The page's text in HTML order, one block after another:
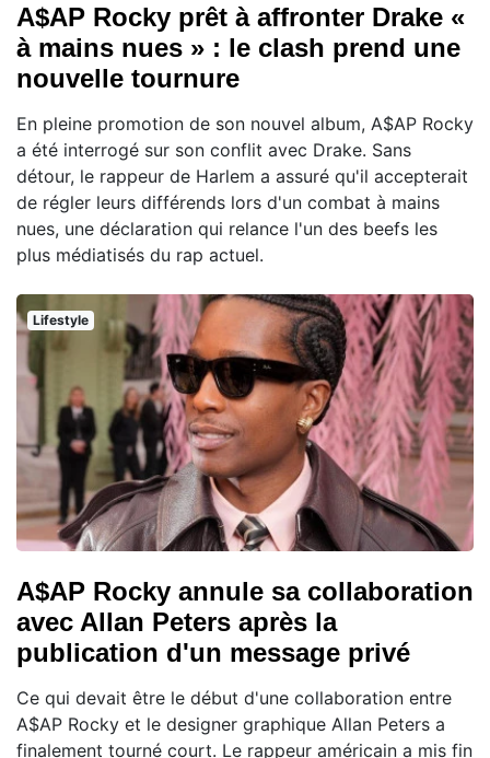
A$AP Rocky prêt à affronter Drake «
à mains nues » : le clash prend une
nouvelle tournure
En pleine promotion de son nouvel album, A$AP Rocky
a été interrogé sur son conflit avec Drake. Sans
détour, le rappeur de Harlem a assuré qu'il accepterait
de régler leurs différends lors d'un combat à mains
nues, une déclaration qui relance l'un des beefs les
plus médiatisés du rap actuel.
Lifestyle
A$AP Rocky annule sa collaboration
avec Allan Peters après la
publication d'un message privé
Ce qui devait être le début d'une collaboration entre
A$AP Rocky et le designer graphique Allan Peters a
finalement tourné court. Le rappeur américain a mis fin